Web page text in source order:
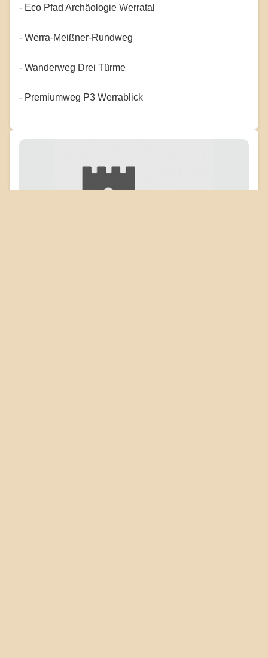
- Eco Pfad Archäologie Werratal
- Werra-Meißner-Rundweg
- Wanderweg Drei Türme
- Premiumweg P3 Werrablick